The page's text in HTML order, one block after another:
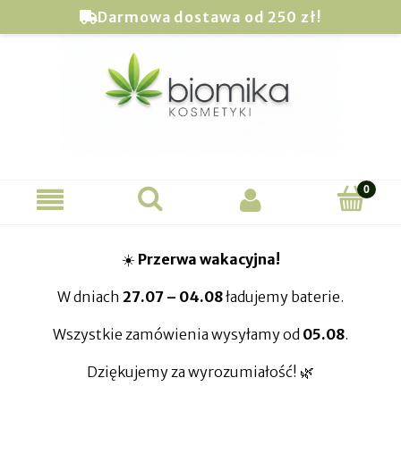
Darmowa dostawa od 250 zł!
☀️ Przerwa wakacyjna!
W dniach 27.07 – 04.08ładujemy baterie.
Wszystkie zamówienia wysyłamy od 05.08.
Dziękujemy za wyrozumiałość! 🌿